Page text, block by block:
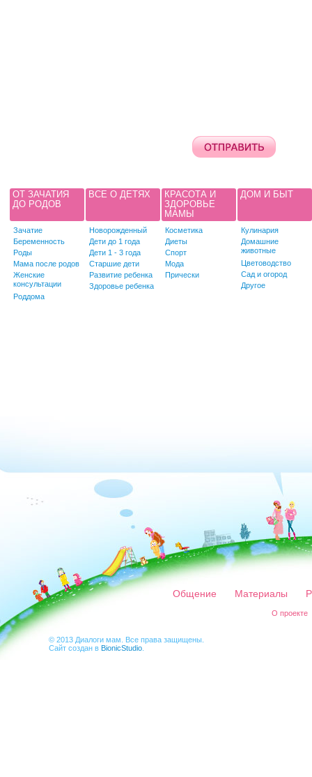
ОТ ЗАЧАТИЯ
ДО РОДОВ
Зачатие
Беременность
Роды
Мама после родов
Женские
консультации
Роддома
ВСЕ О ДЕТЯХ
Новорожденный
Дети до 1 года
Дети 1 - 3 года
Старшие дети
Развитие ребенка
Здоровье ребенка
КРАСОТА И
ЗДОРОВЬЕ
МАМЫ
Косметика
Диеты
Спорт
Мода
Прически
ДОМ И БЫТ
Кулинария
Домашние
животные
Цветоводство
Сад и огород
Другое
Общение Материалы
О проекте
© 2013 Диалоги мам. Все права защищены.
Сайт создан в BionicStudio